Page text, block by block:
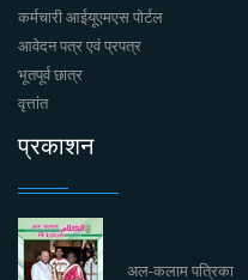
कर्मचारी आईयूएमएस पोर्टल
आवेदन पत्र एवं प्रपत्र
भूतपूर्व छात्र
वृत्तांत
प्रकाशन
अल-कलाम पत्रिका